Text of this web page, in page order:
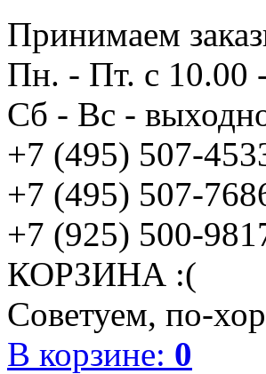
Принимаем
Пн. - Пт. с 10.00
Сб - Вс -
+7 (495) 507-
+7 (495) 507-
+7 (925) 500-
КОРЗИНА :(
Советуем, по-
В корзине: 0